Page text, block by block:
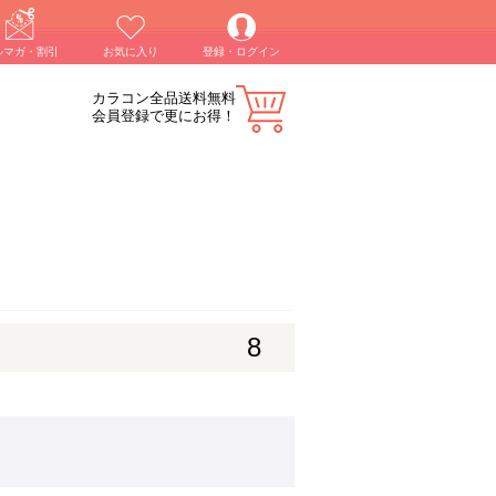
マガ・割引 お気に入り 登録・ログイン
カラコン全品送料無料
会員登録で更にお得！
8